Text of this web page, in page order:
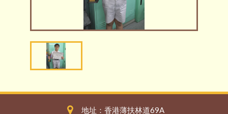
地址：香港薄扶林道69A